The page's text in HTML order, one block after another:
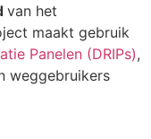
van het
maakt gebruik
Panelen (DRIPs),
weggebruikers